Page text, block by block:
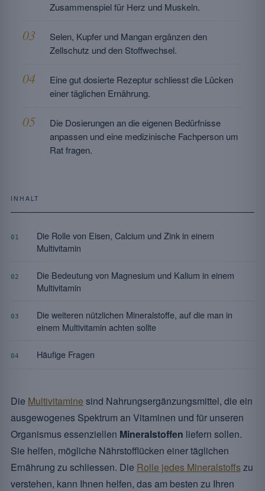
Zusammenspiel für Herz und Muskeln.
Selen, Kupfer und Mangan ergänzen den
Zellschutz und den Stoffwechsel.
Eine gut dosierte Rezeptur schliesst die Lücken
einer täglichen Ernährung.
Die Dosierungen an die eigenen Bedürfnisse
anpassen und eine medizinische Fachperson um
Rat fragen.
INHALT
01
Die Rolle von Eisen, Calcium und Zink in einem
Multivitamin
02
Die Bedeutung von Magnesium und Kalium in einem
Multivitamin
03
Die weiteren nützlichen Mineralstoffe, auf die man in
einem Multivitamin achten sollte
04 Häufige Fragen
Die Multivitamine sind Nahrungsergänzungsmittel, die ein
ausgewogenes Spektrum an Vitaminen und für unseren
Organismus essenziellen Mineralstoffen liefern sollen.
Sie helfen, mögliche Nährstofflücken einer täglichen
Ernährung zu schliessen. Die Rolle jedes Mineralstoffszu
verstehen, kann Ihnen helfen, das am besten zu Ihren